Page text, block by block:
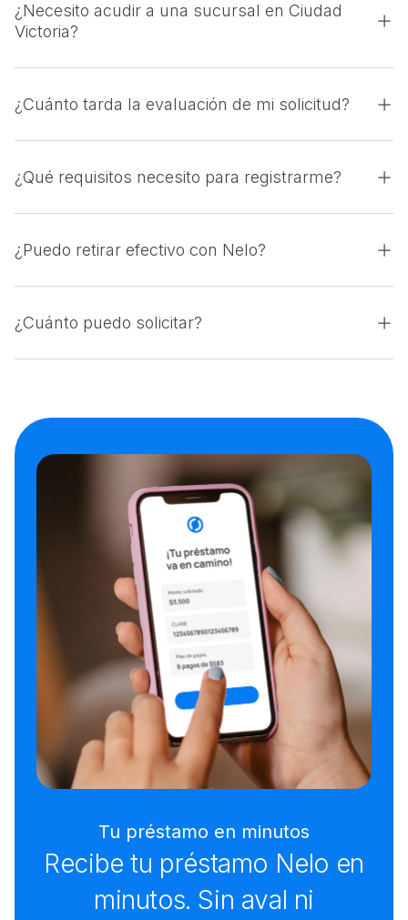
¿Necesito acudir a una sucursal en Ciudad
Victoria?
¿Cuánto tarda la evaluación de mi solicitud?
¿Qué requisitos necesito para registrarme?
¿Puedo retirar efectivo con Nelo?
¿Cuánto puedo solicitar?
Tu préstamo en minutos
Recibe tu préstamo Nelo en
minutos. Sin aval ni